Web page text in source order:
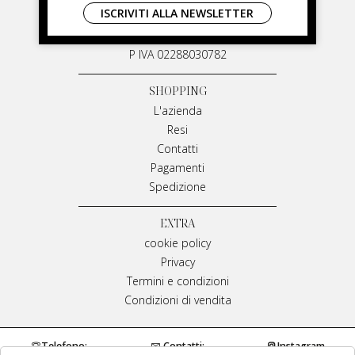
Via G. Matteotti, 91
87055 San Giovanni in Fiore Italia
P IVA 02288030782
SHOPPING
L'azienda
Resi
Contatti
Pagamenti
Spedizione
EXTRA
cookie policy
Privacy
Termini e condizioni
Condizioni di vendita
Telefono:
Contatti:
Instagram
ISCRIVITI ALLA NEWSLETTER